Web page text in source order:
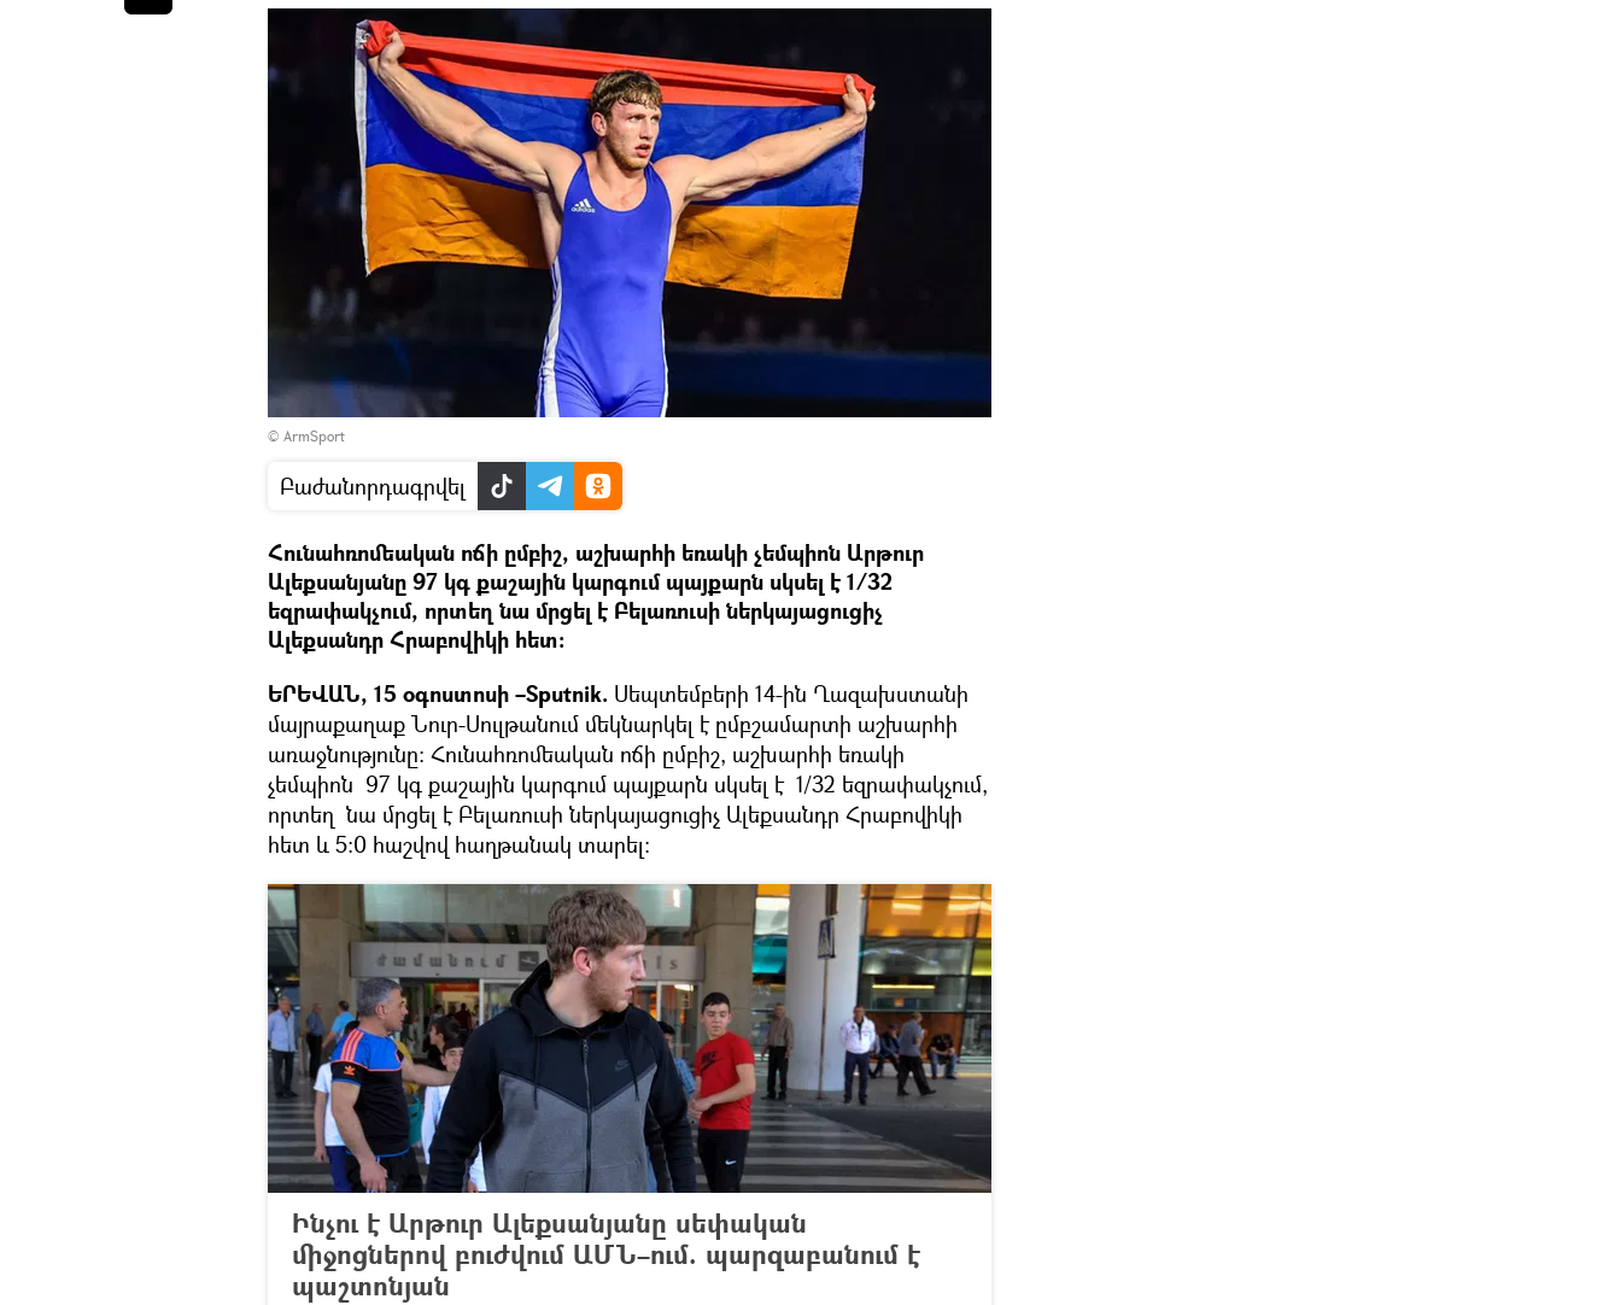
© ArmSport
Բաժանորդագրվել
Հունահռոմեական ոճի ըմբիշ, աշխարհի եռակի չեմպիոն Արթուր
Ալեքսանյանը 97 կգ քաշային կարգում պայքարն սկսել է 1/32
եզրափակչում, որտեղ նա մրցել է Բելառուսի ներկայացուցիչ
Ալեքսանդր Հրաբովիկի հետ։
ԵՐԵՎԱՆ, 15 օգոստոսի –Sputnik. Սեպտեմբերի 14-ին Ղազախստանի
մայրաքաղաք Նուր-Սուլթանում մեկնարկել է ըմբշամարտի աշխարհի
առաջնությունը: Հունահռոմեական ոճի ըմբիշ, աշխարհի եռակի
չեմպիոն 97 կգ քաշային կարգում պայքարն սկսել է 1/32 եզրափակչում,
որտեղ նա մրցել է Բելառուսի ներկայացուցիչ Ալեքսանդր Հրաբովիկի
հետ և 5:0 հաշվով հաղթանակ տարել:
Ինչու է Արթուր Ալեքսանյանը սեփական
միջոցներով բուժվում ԱՄՆ–ում. պարզաբանում է
պաշտոնյան